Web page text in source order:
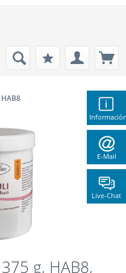
E-Mail
Live-Chat
g, HAB8,